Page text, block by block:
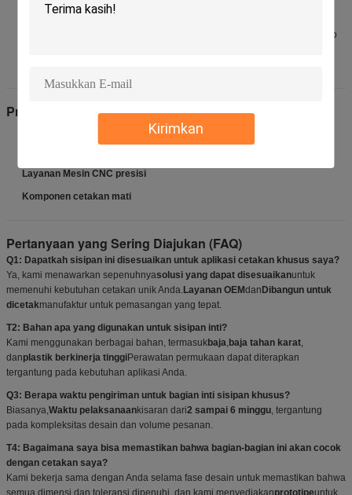
Kirimkan
dunia.
: Komitmen kualitas kami memastikan bahwa setiap
Produk terkait (Tautan internal)
Injection Molding Core Inserts
Layanan Mesin CNC presisi
Komponen cetakan mati
Pertanyaan yang Sering Diajukan (FAQ)
Q1: Dapatkah sisipan ini disesuaikan untuk aplikasi cetakan khusus saya?
Ya, kami menawarkan sepenuhnyasolusi yang dapat disesuaikanuntuk
memenuhi kebutuhan cetakan unik Anda.Layanan OEMdanDibangun untuk
dicetakmanufaktur untuk pemasangan yang tepat.
T2: Bahan apa yang digunakan untuk sisipan inti?
Kami menggunakan berbagai bahan, termasukbaja,baja tahan karat,
danplastik berkinerja tinggiPerawatan permukaan dapat diterapkan
tergantung pada kebutuhan aplikasi Anda.
Q3: Berapa waktu pengiriman untuk bagian inti sisipan khusus?
Biasanya,Waktu pelaksanaankisaran dari2 sampai 6 minggu, tergantung
pada kompleksitas desain dan volume pesanan.
T4: Bagaimana saya bisa memastikan bahwa bagian-bagian ini akan cocok
dengan cetakan saya?
Kami bekerja sama dengan Anda selama fase desain untuk memastikan bahwa
semua dimensi dan toleransi dipenuhi, dan kami menyediakanprototipeuntuk